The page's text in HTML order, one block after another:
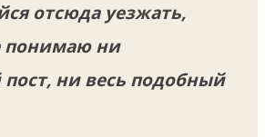
отсюда уезжать,
понимаю ни
ни весь подобный